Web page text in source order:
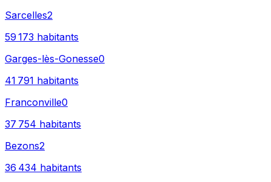
Sarcelles2
59 173 habitants
Garges-lès-Gonesse0
41 791 habitants
Franconville0
37 754 habitants
Bezons2
36 434 habitants